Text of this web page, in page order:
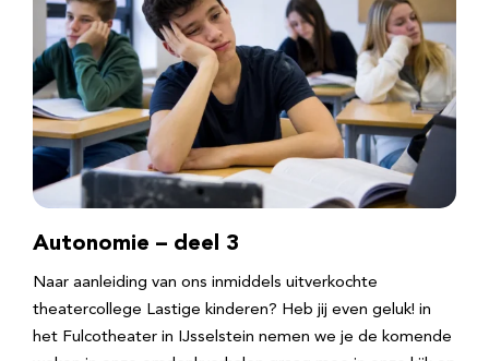
Autonomie – deel 3
Naar aanleiding van ons inmiddels uitverkochte
theatercollege Lastige kinderen? Heb jij even geluk! in
het Fulcotheater in IJsselstein nemen we je de komende